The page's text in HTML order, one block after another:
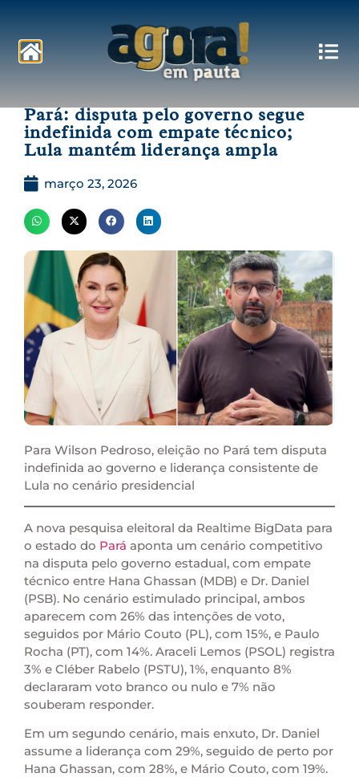
Pará: disputa pelo governo segue
indefinida com empate técnico;
Lula mantém liderança ampla
março 23, 2026
Para Wilson Pedroso, eleição no Pará tem disputa
indefinida ao governo e liderança consistente de
Lula no cenário presidencial
A nova pesquisa eleitoral da Realtime BigData para
o estado do Pará aponta um cenário competitivo
na disputa pelo governo estadual, com empate
técnico entre Hana Ghassan (MDB) e Dr. Daniel
(PSB). No cenário estimulado principal, ambos
aparecem com 26% das intenções de voto,
seguidos por Mário Couto (PL), com 15%, e Paulo
Rocha (PT), com 14%. Araceli Lemos (PSOL) registra
3% e Cléber Rabelo (PSTU), 1%, enquanto 8%
declararam voto branco ou nulo e 7% não
souberam responder.
Em um segundo cenário, mais enxuto, Dr. Daniel
assume a liderança com 29%, seguido de perto por
Hana Ghassan, com 28%, e Mário Couto, com 19%.